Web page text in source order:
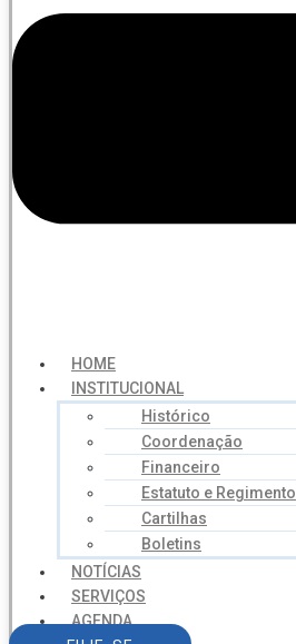
HOME
INSTITUCIONAL
Histórico
Coordenação
Financeiro
Estatuto e Regimento
Cartilhas
Boletins
NOTÍCIAS
SERVIÇOS
AGENDA